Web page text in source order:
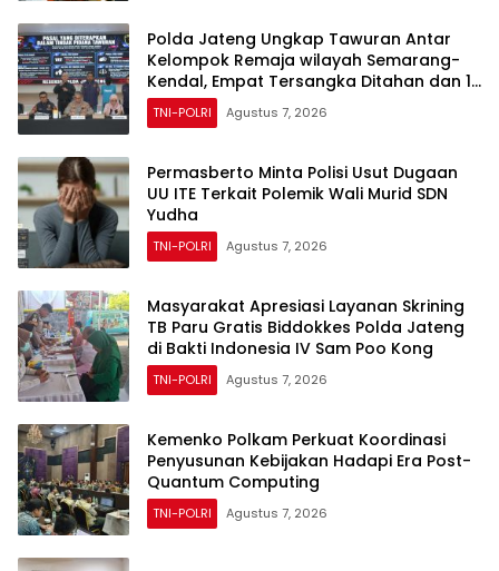
Polda Jateng Ungkap Tawuran Antar
Kelompok Remaja wilayah Semarang-
Kendal, Empat Tersangka Ditahan dan 17
DPO Diburu
TNI-POLRI Agustus 7, 2026
Permasberto Minta Polisi Usut Dugaan
UU ITE Terkait Polemik Wali Murid SDN
Yudha
TNI-POLRI Agustus 7, 2026
Masyarakat Apresiasi Layanan Skrining
TB Paru Gratis Biddokkes Polda Jateng
di Bakti Indonesia IV Sam Poo Kong
TNI-POLRI Agustus 7, 2026
Kemenko Polkam Perkuat Koordinasi
Penyusunan Kebijakan Hadapi Era Post-
Quantum Computing
TNI-POLRI Agustus 7, 2026